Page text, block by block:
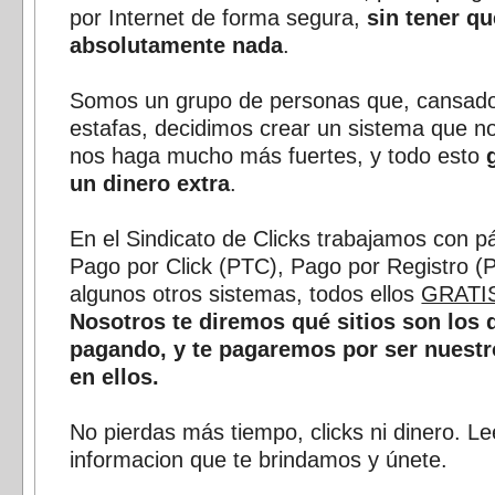
por Internet de forma segura, sin tener
absolutamente nada.
Somos un grupo de personas que,
estafas, decidimos crear un sistema que
nos haga mucho más fuertes, y todo esto
un dinero extra.
En el Sindicato de Clicks trabajamos con
Pago por Click (PTC), Pago por Registro
algunos otros sistemas, todos ellos
Nosotros te diremos qué sitios son los
pagando, y te pagaremos por ser
en ellos.
No pierdas más tiempo, clicks ni dinero.
informacion que te brindamos y únete.